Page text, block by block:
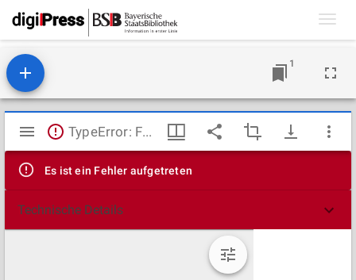
1
Mirador
Viewer
TypeError: Failed to fetch
Es ist ein Fehler aufgetreten
Technische Details